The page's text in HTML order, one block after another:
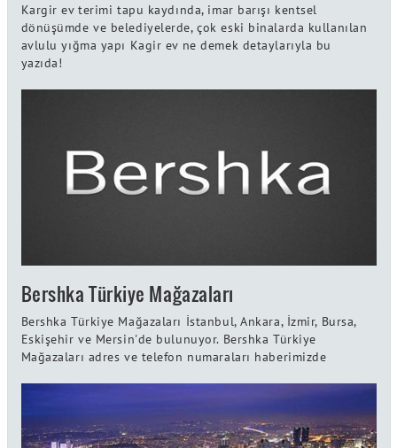
Kargir ev terimi tapu kaydında, imar barışı kentsel
dönüşümde ve belediyelerde, çok eski binalarda kullanılan
avlulu yığma yapı Kagir ev ne demek detaylarıyla bu
yazıda!
Bershka Türkiye Mağazaları
Bershka Türkiye Mağazaları İstanbul, Ankara, İzmir, Bursa,
Eskişehir ve Mersin'de bulunuyor. Bershka Türkiye
Mağazaları adres ve telefon numaraları haberimizde